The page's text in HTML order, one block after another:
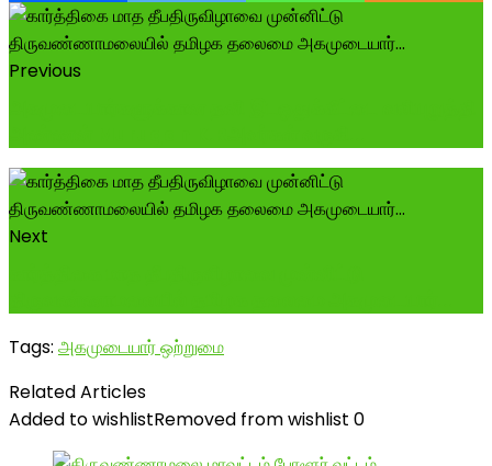
Previous
Next
Tags: அகமுடையார் ஒற்றுமை
Related Articles
Added to wishlistRemoved from wishlist 0